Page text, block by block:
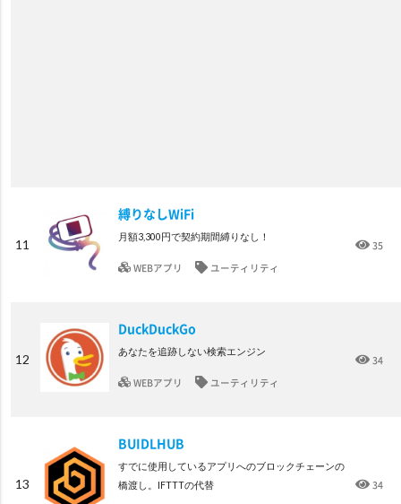
11
縛りなしWiFi
月額3,300円で契約期間縛りなし！
WEBアプリ ユーティリティ
35
12
DuckDuckGo
あなたを追跡しない検索エンジン
WEBアプリ ユーティリティ
34
13
BUIDLHUB
すでに使用しているアプリへのブロックチェーンの
橋渡し。IFTTTの代替
34